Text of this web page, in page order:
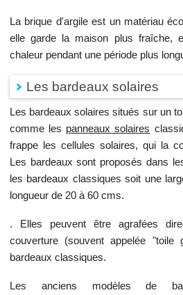
La brique d'argile est un matériau
elle garde la maison plus fraîche,
chaleur pendant une période plus
Les bardeaux solaires
Les bardeaux solaires situés sur un
comme les panneaux solaires
frappe les cellules solaires, qui la
Les bardeaux sont proposés dans
les bardeaux classiques soit une
longueur de 20 à 60 cms.
. Elles peuvent être agrafées
couverture (souvent appelée "toile
bardeaux classiques.
Les anciens modèles de